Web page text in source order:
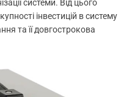
системи. Від цього
інвестицій в систему
та її довгострокова